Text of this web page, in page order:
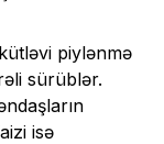
piylənmə
sürüblər.
isə